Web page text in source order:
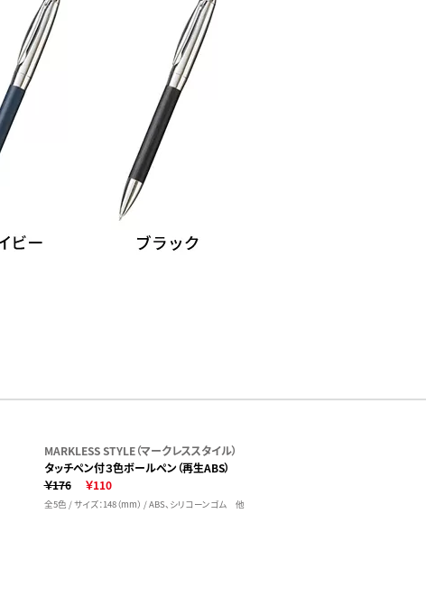
MARKLESS STYLE（マークレススタイル）
タッチペン付３色ボールペン（再生ABS）
￥176
￥110
全5色 / サイズ：148（mm） / ABS、シリコーンゴム 他